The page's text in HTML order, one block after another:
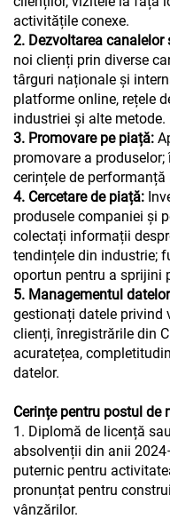
activitățile conexe.
2. Dezvoltarea
noi clienți prin diverse
târguri naționale și
platforme online, rețele
industriei și alte metode.
3. Promovare pe piață:
promovare a
cerințele de
4. Cercetare de piață:
produsele companiei și
colectați informații
tendințele din industrie;
oportun pentru a sprijini
5. Managementul
gestionați datele privind
clienți, înregistrările din
acuratețea,
datelor.
Cerințe pentru postul de
1. Diplomă de licență
absolvenții din anii
puternic pentru
pronunțat pentru
vânzărilor.